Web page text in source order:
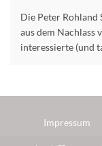
Die Peter
aus dem Nachlass
interessierte (und
Impressum